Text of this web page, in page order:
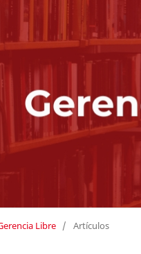
Libre / Artículos